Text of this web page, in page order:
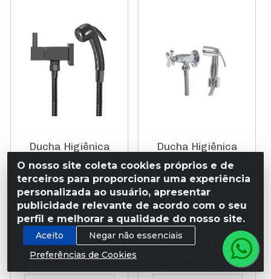
Ducha Higiênica
Metal 1/4 Volta Flex
1,20m Lucca Black
1984 ...
Código: 794694
R$ 299,00
ou em 7x de R$
42,71
Ducha Higiênica
Metal 1/4 Volta Gella
Monza 1984 Sigma
Código: 725390
R$ 199,90
ou em 4x de R$
O nosso site coleta cookies próprios e de
terceiros para proporcionar uma experiência
personalizada ao usuário, apresentar
publicidade relevante de acordo com o seu
perfil e melhorar a qualidade do nosso site.
Aceito
Negar não essenciais
Preferências de Cookies